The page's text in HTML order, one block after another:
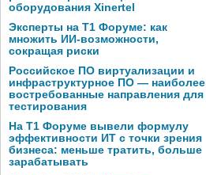
оборудования Xinertel
Эксперты на Т1 Форуме: как
множить ИИ-возможности,
сокращая риски
Российское ПО виртуализации и
инфраструктурное ПО — наиболее
востребованные направления для
тестирования
На Т1 Форуме вывели формулу
эффективности ИТ с точки зрения
бизнеса: меньше тратить, больше
зарабатывать